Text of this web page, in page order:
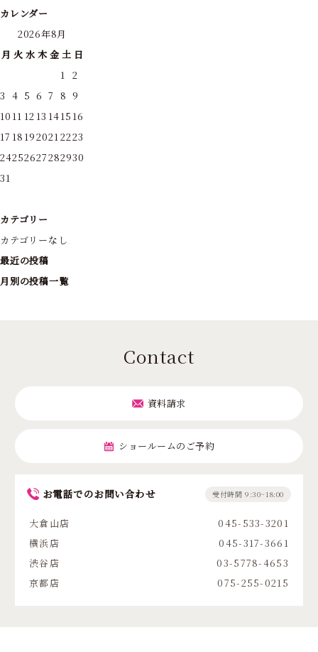
カレンダー
2026年8月
月 火水 木金 土 日
1 2
3 4 5 6 7 8 9
10 11 12 13 1415 16
17 18 1920212223
24252627282930
31
カテゴリー
カテゴリーなし
最近の投稿
月別の投稿一覧
Contact
資料請求
ショールームのご予約
お電話でのお問い合わせ 受付時間 9:30~18:00
大倉山店
045-533-3201
横浜店
045-317-3661
渋谷店
03-5778-4653
京都店
075-255-0215